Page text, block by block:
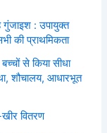
गुंजाइश : उपायुक्त
की प्राथमिकता
से किया सीधा
शौचालय, आधारभूत
वितरण